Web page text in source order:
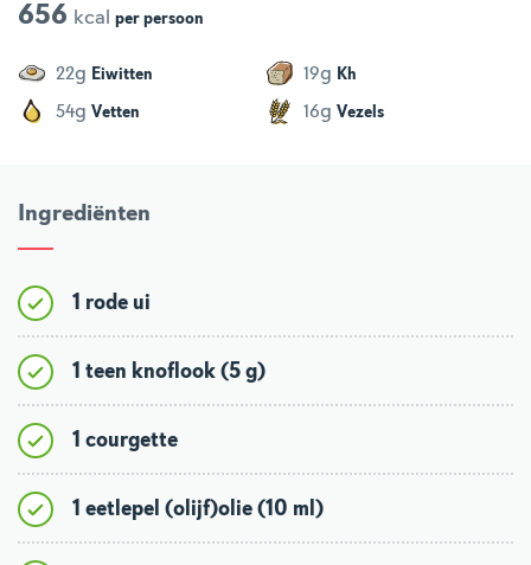
656 kcal per persoon
22g Eiwitten 19g Kh
54g Vetten 16g Vezels
Ingrediënten
1 rode ui
1 teen knoflook (5 g)
1 courgette
1 eetlepel (olijf)olie (10 ml)